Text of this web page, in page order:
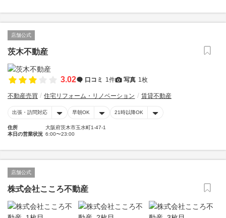
店舗公式
茨木不動産
3.02 口コミ 1件 写真 1枚
不動産売買 住宅リフォーム・リノベーション 賃貸不動産
出張・訪問対応 早朝OK 21時以降OK
住所
大阪府茨木市玉水町1-47-1
本日の営業状況 6:00〜23:00
店舗公式
株式会社こころ不動産